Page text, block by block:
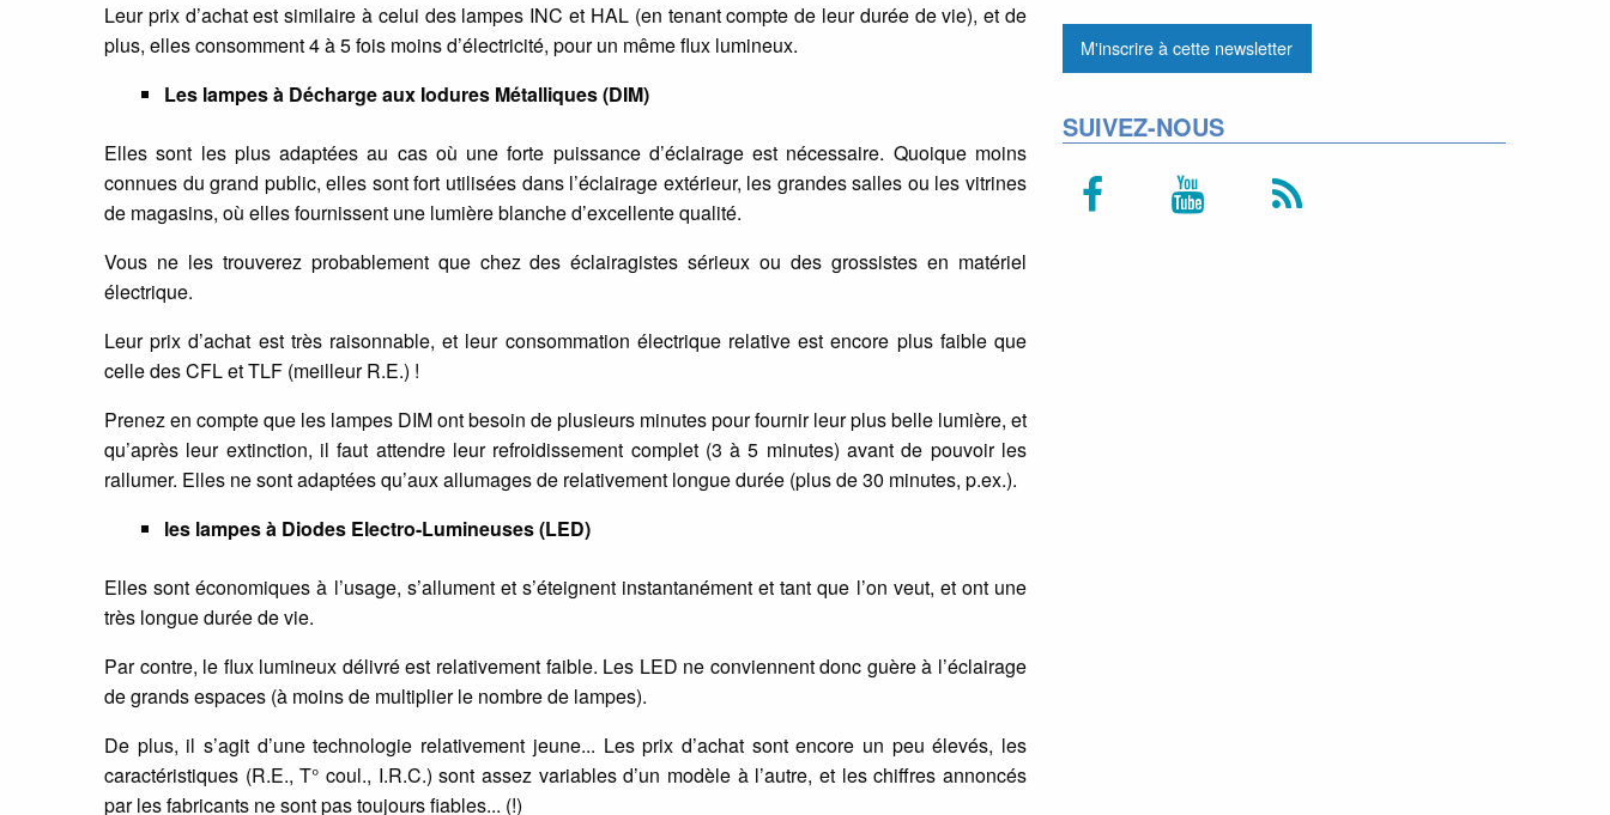
Leur prix d’achat est similaire à celui des lampes INC et HAL (en tenant compte de leur durée de vie), et de
plus, elles consomment 4 à 5 fois moins d’électricité, pour un même flux lumineux.
Les lampes à Décharge aux Iodures Métalliques (DIM)
Elles sont les plus adaptées au cas où une forte puissance d’éclairage est nécessaire. Quoique moins
connues du grand public, elles sont fort utilisées dans l’éclairage extérieur, les grandes salles ou les vitrines
de magasins, où elles fournissent une lumière blanche d’excellente qualité.
Vous ne les trouverez probablement que chez des éclairagistes sérieux ou des grossistes en matériel
électrique.
Leur prix d’achat est très raisonnable, et leur consommation électrique relative est encore plus faible que
celle des CFL et TLF (meilleur R.E.) !
Prenez en compte que les lampes DIM ont besoin de plusieurs minutes pour fournir leur plus belle lumière, et
qu’après leur extinction, il faut attendre leur refroidissement complet (3 à 5 minutes) avant de pouvoir les
rallumer. Elles ne sont adaptées qu’aux allumages de relativement longue durée (plus de 30 minutes, p.ex.).
les lampes à Diodes Electro-Lumineuses (LED)
Elles sont économiques à l’usage, s’allument et s’éteignent instantanément et tant que l’on veut, et ont une
très longue durée de vie.
Par contre, le flux lumineux délivré est relativement faible. Les LED ne conviennent donc guère à l’éclairage
de grands espaces (à moins de multiplier le nombre de lampes).
De plus, il s’agit d’une technologie relativement jeune... Les prix d’achat sont encore un peu élevés, les
caractéristiques (R.E., T° coul., I.R.C.) sont assez variables d’un modèle à l’autre, et les chiffres annoncés
par les fabricants ne sont pas toujours fiables... (!)
SUIVEZ-NOUS